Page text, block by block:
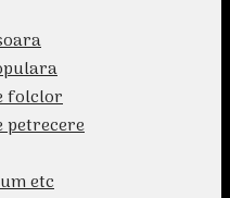
folclor
petrecere
etc